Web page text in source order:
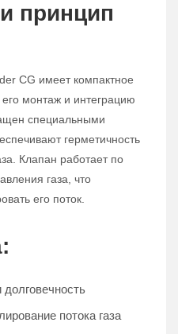
принцип
CG имеет компактное
монтаж и интеграцию
специальными
герметичность
Клапан работает по
газа, что
его поток.
потока газа